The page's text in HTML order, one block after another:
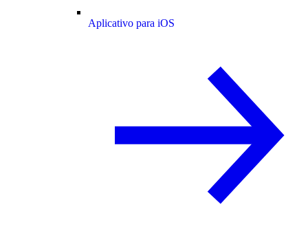
Aplicativo para iOS